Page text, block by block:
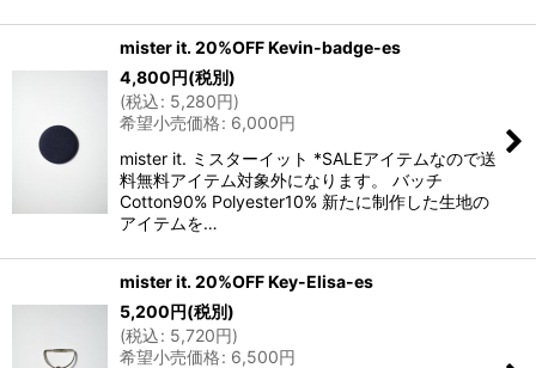
mister it. 20%OFF Kevin-badge-es
4,800円(税別)
(税込: 5,280円)
希望小売価格: 6,000円
mister it. ミスターイット *SALEアイテムなので送
料無料アイテム対象外になります。 バッチ
Cotton90% Polyester10% 新たに制作した生地の
アイテムを…
mister it. 20%OFF Key-Elisa-es
5,200円(税別)
(税込: 5,720円)
希望小売価格: 6,500円